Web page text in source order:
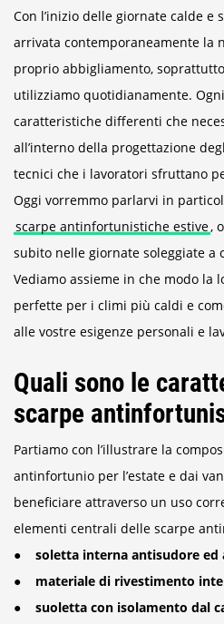
Con l’inizio delle giornate calde e
arrivata contemporaneamente la
proprio abbigliamento,
utilizziamo quotidianamente.
caratteristiche differenti che
all’interno della progettazione
tecnici che i lavoratori sfruttano
Oggi vorremmo parlarvi in
scarpe antinfortunistiche estive,
subito nelle giornate soleggiate a
Vediamo assieme in che modo la
perfette per i climi più caldi e
alle vostre esigenze personali e
Quali sono le
scarpe
Partiamo con l’illustrare la
antinfortunio per l’estate e dai
beneficiare attraverso un uso
elementi centrali delle scarpe
● soletta interna antisudore ed
● materiale di rivestimento
● suoletta con isolamento dal